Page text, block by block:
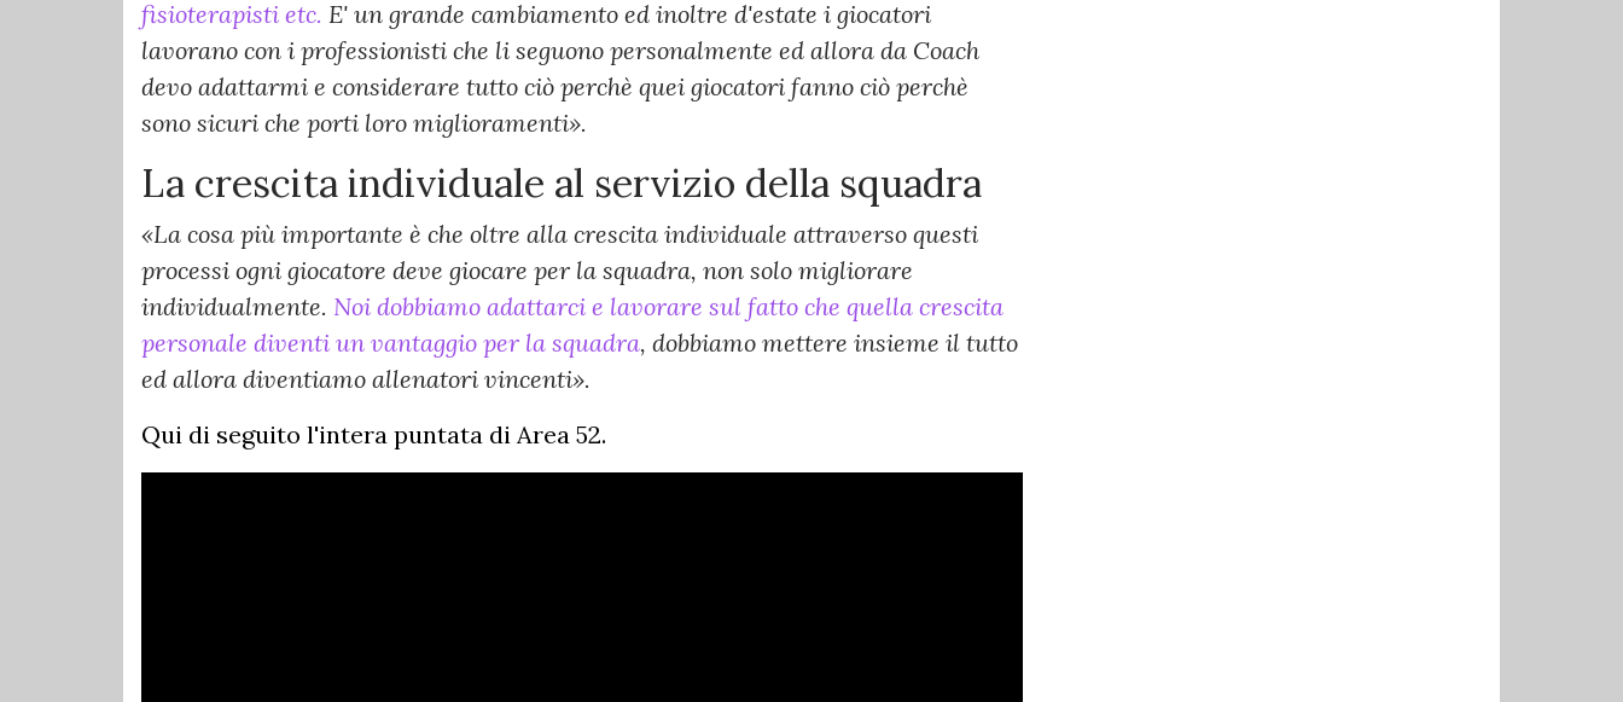
fisioterapisti etc. E' un grande cambiamento ed inoltre d'estate i giocatori
lavorano con i professionisti che li seguono personalmente ed allora da Coach
devo adattarmi e considerare tutto ciò perchè quei giocatori fanno ciò perchè
sono sicuri che porti loro miglioramenti».
La crescita individuale al servizio della squadra
«La cosa più importante è che oltre alla crescita individuale attraverso questi
processi ogni giocatore deve giocare per la squadra, non solo migliorare
individualmente. Noi dobbiamo adattarci e lavorare sul fatto che quella crescita
personale diventi un vantaggio per la squadra, dobbiamo mettere insieme il tutto
ed allora diventiamo allenatori vincenti».
Qui di seguito l'intera puntata di Area 52.